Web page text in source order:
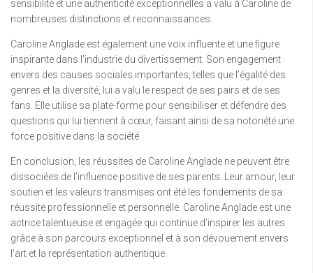
sensibilité et une authenticité exceptionnelles a valu à Caroline de
nombreuses distinctions et reconnaissances.
Caroline Anglade est également une voix influente et une figure
inspirante dans l’industrie du divertissement. Son engagement
envers des causes sociales importantes, telles que l’égalité des
genres et la diversité, lui a valu le respect de ses pairs et de ses
fans. Elle utilise sa plate-forme pour sensibiliser et défendre des
questions qui lui tiennent à cœur, faisant ainsi de sa notoriété une
force positive dans la société.
En conclusion, les réussites de Caroline Anglade ne peuvent être
dissociées de l’influence positive de ses parents. Leur amour, leur
soutien et les valeurs transmises ont été les fondements de sa
réussite professionnelle et personnelle. Caroline Anglade est une
actrice talentueuse et engagée qui continue d’inspirer les autres
grâce à son parcours exceptionnel et à son dévouement envers
l’art et la représentation authentique.